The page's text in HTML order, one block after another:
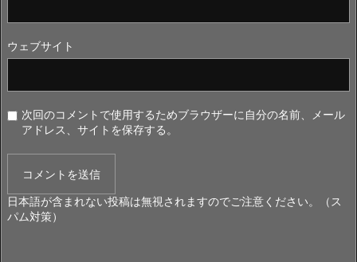
ウェブサイト
次回のコメントで使用するためブラウザーに自分の名前、メール
アドレス、サイトを保存する。
日本語が含まれない投稿は無視されますのでご注意ください。（ス
パム対策）